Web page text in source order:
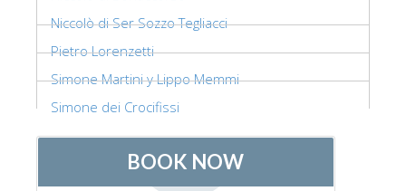
Niccolò di Ser Sozzo Tegliacci
Pietro Lorenzetti
Simone Martini y Lippo Memmi
Simone dei Crocifissi